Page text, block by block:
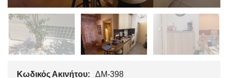
Κωδικός Ακινήτου:
ΔΜ-398